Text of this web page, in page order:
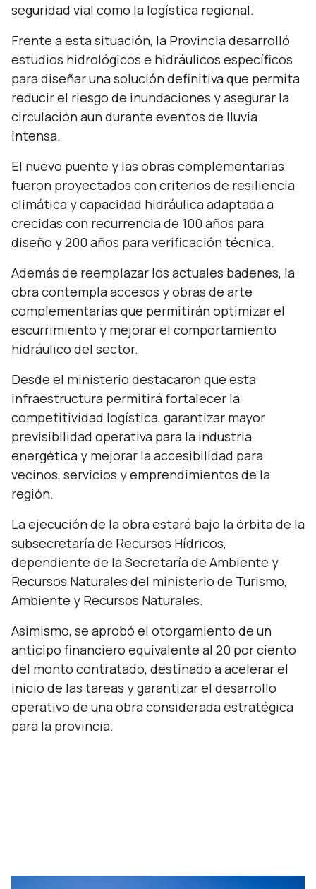
seguridad vial como la logística regional.
Frente a esta situación, la Provincia desarrolló
estudios hidrológicos e hidráulicos específicos
para diseñar una solución definitiva que permita
reducir el riesgo de inundaciones y asegurar la
circulación aun durante eventos de lluvia
intensa.
El nuevo puente y las obras complementarias
fueron proyectados con criterios de resiliencia
climática y capacidad hidráulica adaptada a
crecidas con recurrencia de 100 años para
diseño y 200 años para verificación técnica.
Además de reemplazar los actuales badenes, la
obra contempla accesos y obras de arte
complementarias que permitirán optimizar el
escurrimiento y mejorar el comportamiento
hidráulico del sector.
Desde el ministerio destacaron que esta
infraestructura permitirá fortalecer la
competitividad logística, garantizar mayor
previsibilidad operativa para la industria
energética y mejorar la accesibilidad para
vecinos, servicios y emprendimientos de la
región.
La ejecución de la obra estará bajo la órbita de la
subsecretaría de Recursos Hídricos,
dependiente de la Secretaría de Ambiente y
Recursos Naturales del ministerio de Turismo,
Ambiente y Recursos Naturales.
Asimismo, se aprobó el otorgamiento de un
anticipo financiero equivalente al 20 por ciento
del monto contratado, destinado a acelerar el
inicio de las tareas y garantizar el desarrollo
operativo de una obra considerada estratégica
para la provincia.